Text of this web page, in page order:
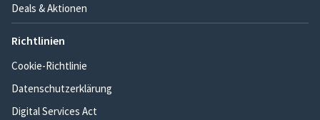
Deals & Aktionen
Richtlinien
Cookie-Richtlinie
Datenschutzerklärung
Digital Services Act